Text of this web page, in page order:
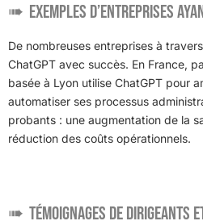
Exemples d’entreprises
De nombreuses entreprises à
ChatGPT avec succès. En France,
basée à Lyon utilise ChatGPT pour
automatiser ses processus
probants : une augmentation de la
réduction des coûts opérationnels.
Témoignages de dirigeants